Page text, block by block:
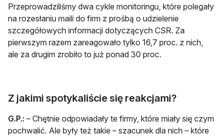
Przeprowadziliśmy dwa cykle monitoringu, które polegały
na rozesłaniu maili do firm z prośbą o udzielenie
szczegółowych informacji dotyczących CSR. Za
pierwszym razem zareagowało tylko 16,7 proc. z nich,
ale za drugim zrobiło to już ponad 30 proc.
Z jakimi spotykaliście się reakcjami?
G.P.: – Chętnie odpowiadały te firmy, które miały się czym
pochwalić. Ale były też takie – szacunek dla nich – które